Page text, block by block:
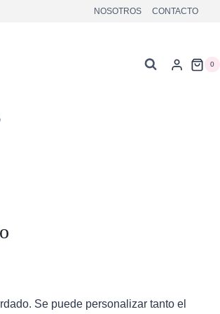
NOSOTROS CONTACTO
0
Se puede personalizar tanto el